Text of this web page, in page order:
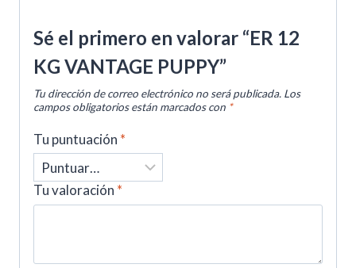
Sé el primero en valorar “ER 12
KG VANTAGE PUPPY”
Tu dirección de correo electrónico no será publicada. Los
campos obligatorios están marcados con *
Tu puntuación *
Tu valoración *